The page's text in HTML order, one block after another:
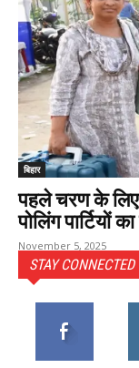
बिहार
पहले चरण के लिए
पोलिंग पार्टियों
November 5, 2025
STAY CONNECTED